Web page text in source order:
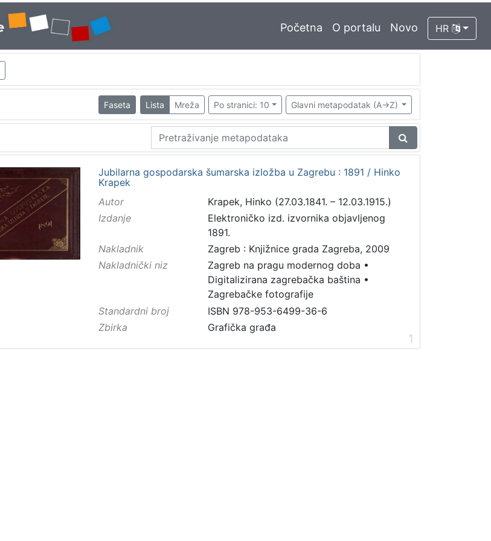
Početna O portalu Novo HR
Faseta Lista Mreža Po stranici: 10 Glavni metapodatak (A->Z)
Jubilarna gospodarska šumarska izložba u Zagrebu : 1891 / Hinko
Krapek
Autor
Krapek, Hinko (27.03.1841. – 12.03.1915.)
Izdanje
Elektroničko izd. izvornika objavljenog
1891.
Nakladnik
Zagreb : Knjižnice grada Zagreba, 2009
Nakladnički niz
Zagreb na pragu modernog doba •
Digitalizirana zagrebačka baština •
Zagrebačke fotografije
Standardni broj
ISBN 978-953-6499-36-6
Zbirka
Grafička građa
1